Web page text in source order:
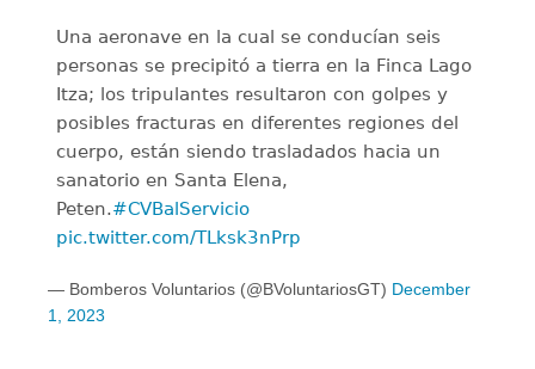
Una aeronave en la cual se conducían seis
personas se precipitó a tierra en la Finca Lago
Itza; los tripulantes resultaron con golpes y
posibles fracturas en diferentes regiones del
cuerpo, están siendo trasladados hacia un
sanatorio en Santa Elena,
Peten.#CVBalServicio
pic.twitter.com/TLksk3nPrp
— Bomberos Voluntarios (@BVoluntariosGT) December
1, 2023